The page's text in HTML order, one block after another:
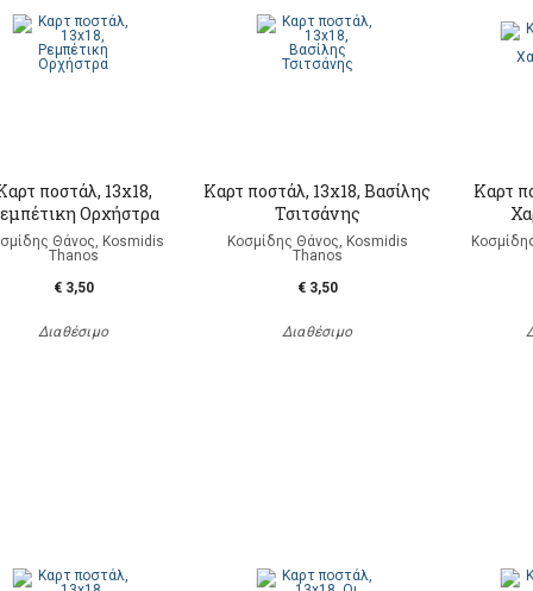
ποστάλ, 13x18,
Ορχήστρα
Θάνος, Kosmidis
Thanos
€ 3,50
Διαθέσιμο
Καρτ ποστάλ, 13x18, Βασίλης
Τσιτσάνης
Κοσμίδης Θάνος, Kosmidis
Thanos
€ 3,50
Διαθέσιμο
Καρτ